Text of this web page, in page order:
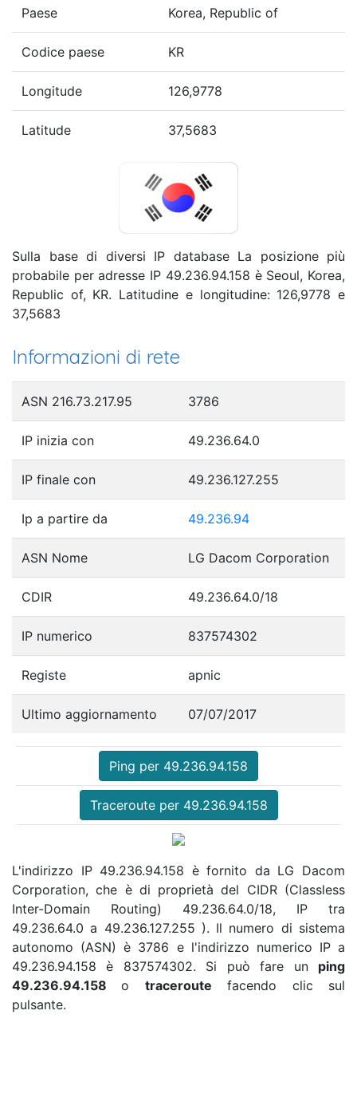
Paese Korea, Republic of
Codice paese KR
Longitude 126,9778
Latitude 37,5683
Sulla base di diversi IP database La posizione più
probabile per adresse IP 49.236.94.158 è Seoul, Korea,
Republic of, KR. Latitudine e longitudine: 126,9778 e
37,5683
Informazioni di rete
ASN 216.73.217.95 3786
IP inizia con 49.236.64.0
IP finale con 49.236.127.255
Ip a partire da 49.236.94
ASN Nome LG Dacom Corporation
CDIR 49.236.64.0/18
IP numerico 837574302
Registe apnic
Ultimo aggiornamento 07/07/2017
Ping per 49.236.94.158
Traceroute per 49.236.94.158
L'indirizzo IP 49.236.94.158 è fornito da LG Dacom
Corporation, che è di proprietà del CIDR (Classless
Inter-Domain Routing) 49.236.64.0/18, IP tra
49.236.64.0 a 49.236.127.255 ). Il numero di sistema
autonomo (ASN) è 3786 e l'indirizzo numerico IP a
49.236.94.158 è 837574302. Si può fare un ping
49.236.94.158o traceroute facendo clic sul
pulsante.